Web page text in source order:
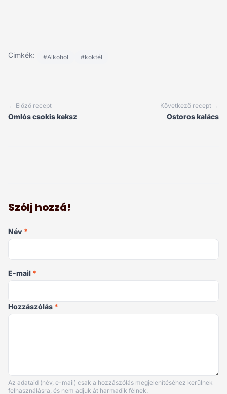
Cimkék: #Alkohol #koktél
← Előző recept
Omlós csokis keksz
Következő recept →
Ostoros kalács
Szólj hozzá!
Név *
E-mail *
Hozzászólás *
Az adataid (név, e-mail) csak a hozzászólás megjelenítéséhez kerülnek
felhasználásra, és nem adjuk át harmadik félnek.